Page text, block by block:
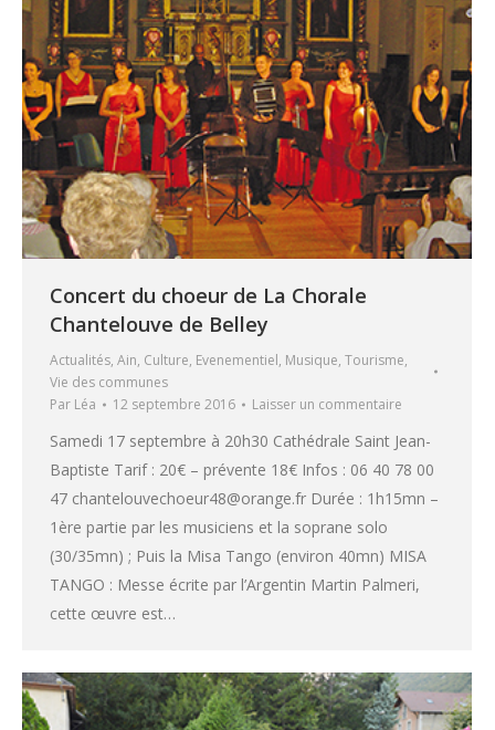
Concert du choeur de La Chorale
Chantelouve de Belley
Actualités, Ain, Culture, Evenementiel, Musique, Tourisme,
Vie des communes
Par Léa 12 septembre 2016 Laisser un commentaire
Samedi 17 septembre à 20h30 Cathédrale Saint Jean-
Baptiste Tarif : 20€ – prévente 18€ Infos : 06 40 78 00
47 chantelouvechoeur48@orange.fr Durée : 1h15mn –
1ère partie par les musiciens et la soprane solo
(30/35mn) ; Puis la Misa Tango (environ 40mn) MISA
TANGO : Messe écrite par l’Argentin Martin Palmeri,
cette œuvre est…